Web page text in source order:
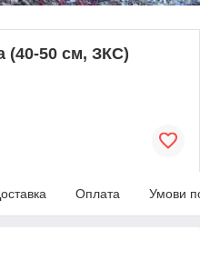
(40-50 см, ЗКС)
Оплата Умови